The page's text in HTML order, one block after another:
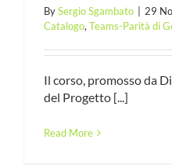
BySergio Sgambato | 29
Catalogo, Teams-Parità di
Il corso, promosso da
del Progetto [...]
Read More